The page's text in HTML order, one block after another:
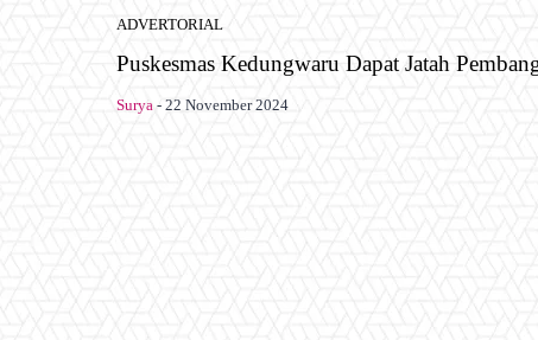
ADVERTORIAL
Puskesmas Kedungwaru Dapat Jatah
Surya - 22 November 2024